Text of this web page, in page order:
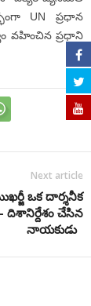
UN ప్రధాన
వహించిన ప్రధాని
Next article
ఒక దార్శనీక
– దిశానిర్దేశం చేసిన
నాయకుడు